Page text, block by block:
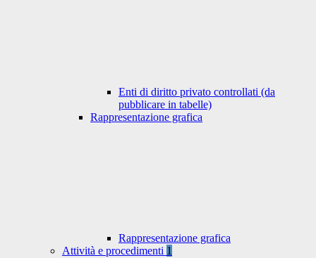
Enti di diritto privato controllati (da
pubblicare in tabelle)
Rappresentazione grafica
Rappresentazione grafica
Attività e procedimenti 1